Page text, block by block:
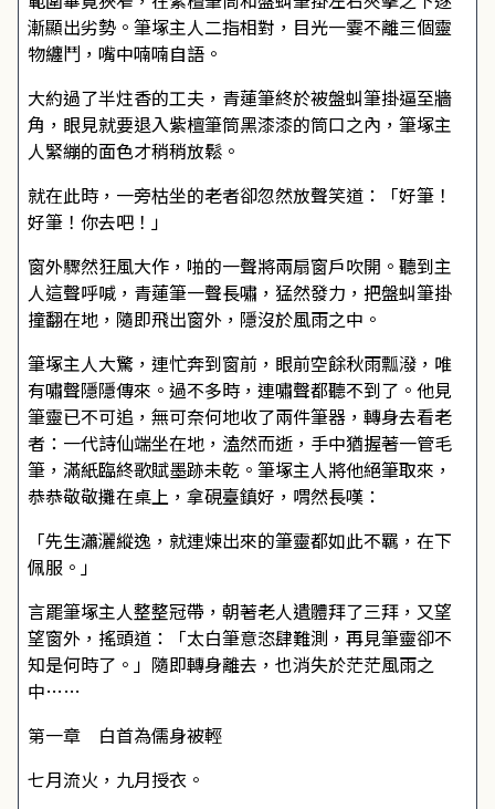
漸顯出劣勢。筆塚主人二指相對，目光一霎不離三個靈
物纏鬥，嘴中喃喃自語。
大約過了半炷香的工夫，青蓮筆終於被盤虯筆掛逼至牆
角，眼見就要退入紫檀筆筒黑漆漆的筒口之內，筆塚主
人緊繃的面色才稍稍放鬆。
就在此時，一旁枯坐的老者卻忽然放聲笑道：「好筆！
好筆！你去吧！」
窗外驟然狂風大作，啪的一聲將兩扇窗戶吹開。聽到主
人這聲呼喊，青蓮筆一聲長嘯，猛然發力，把盤虯筆掛
撞翻在地，隨即飛出窗外，隱沒於風雨之中。
筆塚主人大驚，連忙奔到窗前，眼前空餘秋雨瓢潑，唯
有嘯聲隱隱傳來。過不多時，連嘯聲都聽不到了。他見
筆靈已不可追，無可奈何地收了兩件筆器，轉身去看老
者：一代詩仙端坐在地，溘然而逝，手中猶握著一管毛
筆，滿紙臨終歌賦墨跡未乾。筆塚主人將他絕筆取來，
恭恭敬敬攤在桌上，拿硯臺鎮好，喟然長嘆：
「先生瀟灑縱逸，就連煉出來的筆靈都如此不羈，在下
佩服。」
言罷筆塚主人整整冠帶，朝著老人遺體拜了三拜，又望
望窗外，搖頭道：「太白筆意恣肆難測，再見筆靈卻不
知是何時了。」隨即轉身離去，也消失於茫茫風雨之
中……
第一章 白首為儒身被輕
七月流火，九月授衣。